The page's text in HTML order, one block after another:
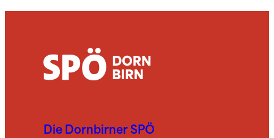
Die Dornbirner SPÖ